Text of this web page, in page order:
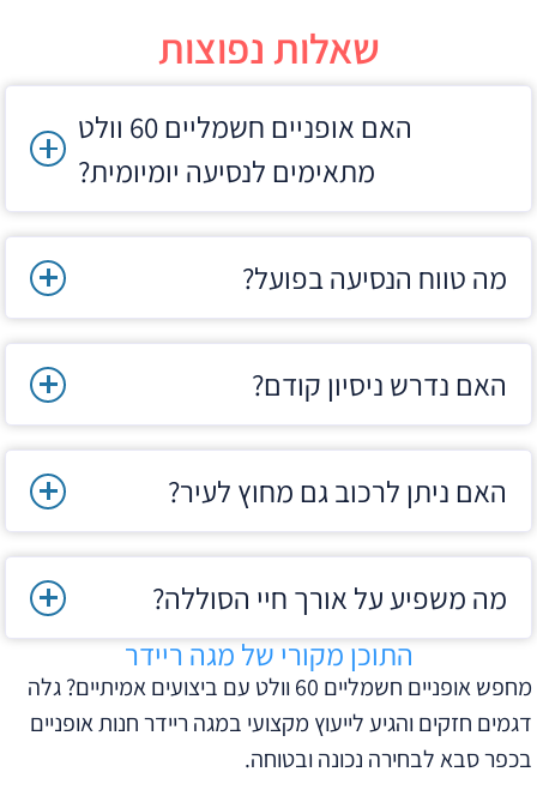
שאלות נפוצות
האם אופניים חשמליים 60 וולט
מתאימים לנסיעה יומיומית?
מה טווח הנסיעה בפועל?
האם נדרש ניסיון קודם?
האם ניתן לרכוב גם מחוץ לעיר?
מה משפיע על אורך חיי הסוללה?
התוכן מקורי של מגה ריידר
מחפש אופניים חשמליים 60 וולט עם ביצועים אמיתיים? גלה
דגמים חזקים והגיע לייעוץ מקצועי במגה ריידר חנות אופניים
בכפר סבא לבחירה נכונה ובטוחה.